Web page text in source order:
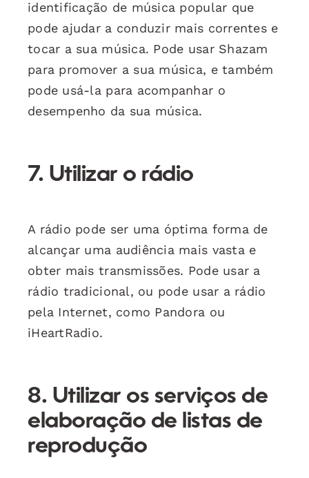
identificação de música popular que
pode ajudar a conduzir mais correntes e
tocar a sua música. Pode usar Shazam
para promover a sua música, e também
pode usá-la para acompanhar o
desempenho da sua música.
7. Utilizar o rádio
A rádio pode ser uma óptima forma de
alcançar uma audiência mais vasta e
obter mais transmissões. Pode usar a
rádio tradicional, ou pode usar a rádio
pela Internet, como Pandora ou
iHeartRadio.
8. Utilizar os serviços de
elaboração de listas de
reprodução